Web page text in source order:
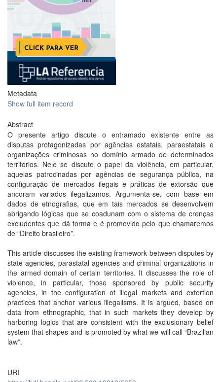
Metadata
Show full item record
Abstract
O presente artigo discute o entramado existente entre as
disputas protagonizadas por agências estatais, paraestatais e
organizações criminosas no domínio armado de determinados
territórios. Nele se discute o papel da violência, em particular,
aquelas patrocinadas por agências de segurança pública, na
configuração de mercados ilegais e práticas de extorsão que
ancoram variados ilegalizamos. Argumenta-se, com base em
dados de etnografias, que em tais mercados se desenvolvem
abrigando lógicas que se coadunam com o sistema de crenças
excludentes que dá forma e é promovido pelo que chamaremos
de “Direito brasileiro”.
This article discusses the existing framework between disputes by
state agencies, parastatal agencies and criminal organizations in
the armed domain of certain territories. It discusses the role of
violence, in particular, those sponsored by public security
agencies, in the configuration of illegal markets and extortion
practices that anchor various illegalisms. It is argued, based on
data from ethnographic, that in such markets they develop by
harboring logics that are consistent with the exclusionary belief
system that shapes and is promoted by what we will call “Brazilian
law”.
URI